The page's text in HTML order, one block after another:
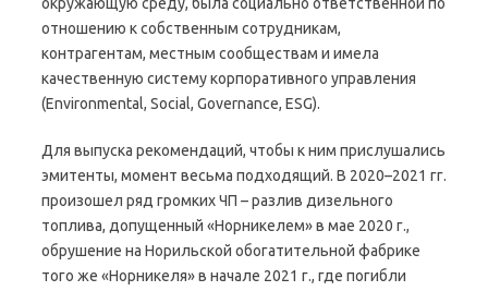
отношению к собственным сотрудникам,
контрагентам, местным сообществам и имела
качественную систему корпоративного управления
(Environmental, Social, Governance, ESG).
Для выпуска рекомендаций, чтобы к ним прислушались
эмитенты, момент весьма подходящий. В 2020–2021 гг.
произошел ряд громких ЧП – разлив дизельного
топлива, допущенный «Норникелем» в мае 2020 г.,
обрушение на Норильской обогатительной фабрике
того же «Норникеля» в начале 2021 г., где погибли